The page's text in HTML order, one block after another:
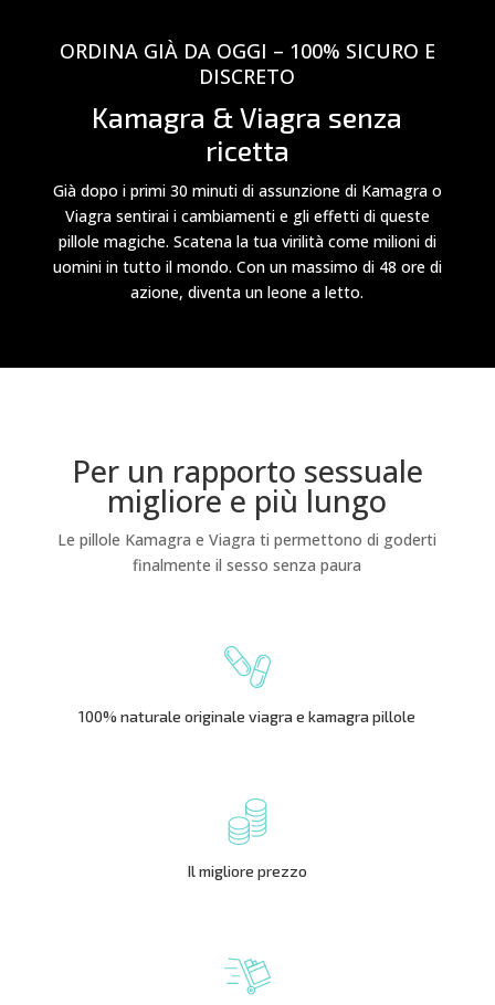
ORDINA GIÀ DA OGGI – 100% SICURO E
DISCRETO
Kamagra & Viagra senza
ricetta
Già dopo i primi 30 minuti di assunzione di Kamagra o
Viagra sentirai i cambiamenti e gli effetti di queste
pillole magiche. Scatena la tua virilità come milioni di
uomini in tutto il mondo. Con un massimo di 48 ore di
azione, diventa un leone a letto.
Per un rapporto sessuale
migliore e più lungo
Le pillole Kamagra e Viagra ti permettono di goderti
finalmente il sesso senza paura
100% naturale originale viagra e kamagra pillole
Il migliore prezzo